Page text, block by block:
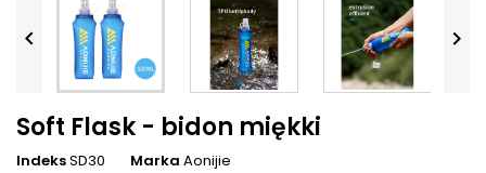
 
Soft Flask - bidon miękki
IndeksSD30 Marka Aonijie